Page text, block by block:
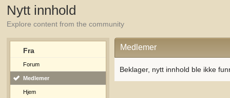
Nytt innhold
Explore content from the community
Fra
Forum
Medlemer
Hjem
Medlemer
Beklager, nytt innhold ble ikke